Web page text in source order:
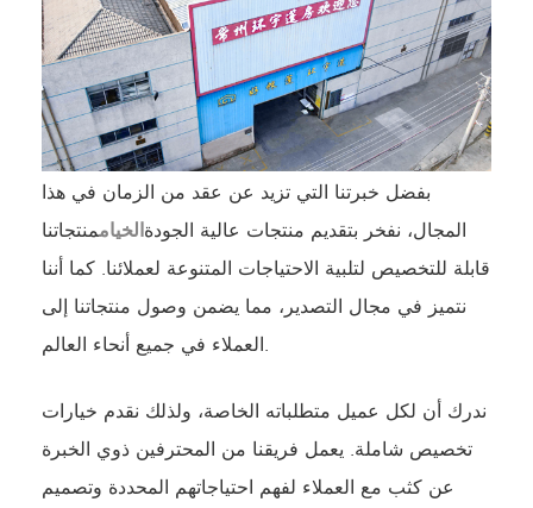
بفضل خبرتنا التي تزيد عن عقد من الزمان في هذا
المجال، نفخر بتقديم منتجات عالية الجودةالخياممنتجاتنا
قابلة للتخصيص لتلبية الاحتياجات المتنوعة لعملائنا. كما أننا
نتميز في مجال التصدير، مما يضمن وصول منتجاتنا إلى
العملاء في جميع أنحاء العالم.
ندرك أن لكل عميل متطلباته الخاصة، ولذلك نقدم خيارات
تخصيص شاملة. يعمل فريقنا من المحترفين ذوي الخبرة
عن كثب مع العملاء لفهم احتياجاتهم المحددة وتصميم